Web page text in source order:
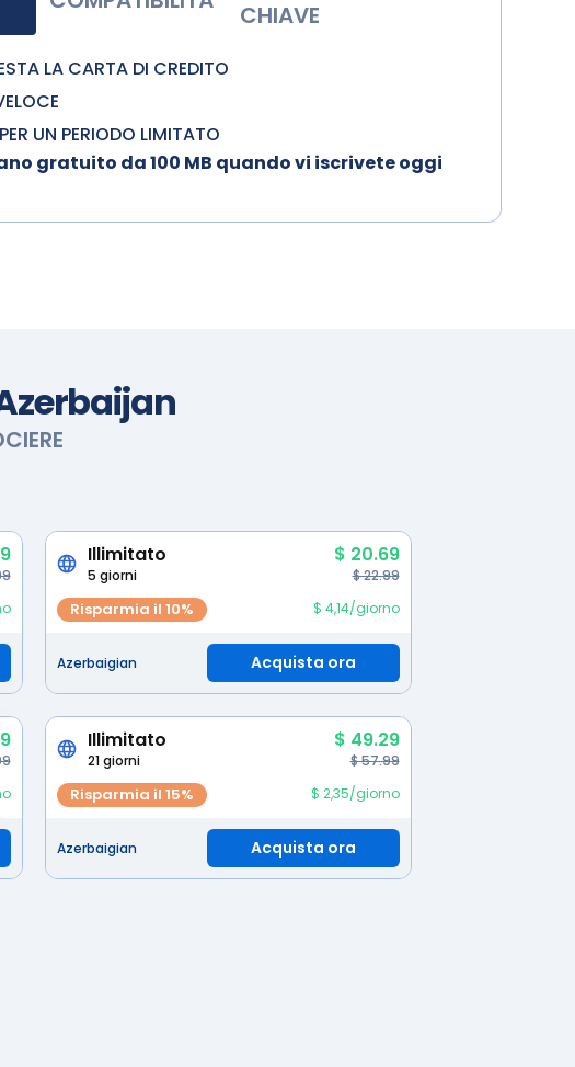
CHIAVE
LA CARTA DI CREDITO
UN PERIODO LIMITATO
gratuito da 100 MB quando vi iscrivete oggi
Illimitato $ 20.69
5 giorni $ 22.99
Risparmia il 10% $ 4,14/giorno
Azerbaigian Acquista ora
Illimitato $ 49.29
21 giorni $ 57.99
Risparmia il 15% $ 2,35/giorno
Azerbaigian Acquista ora